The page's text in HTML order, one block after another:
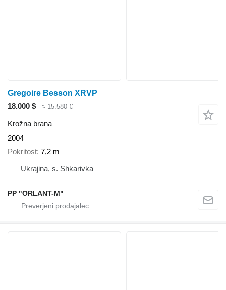
Gregoire Besson XRVP
18.000 $
≈ 15.580 €
Krožna brana
2004
Pokritost 7,2 m
Ukrajina, s. Shkarivka
PP "ORLANT-M"